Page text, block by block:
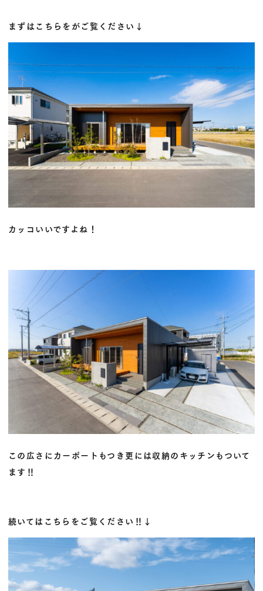
まずはこちらをがご覧ください↓
カッコいいですよね！
この広さにカーポートもつき更には収納のキッチンもついて
ます‼
続いてはこちらをご覧ください‼↓